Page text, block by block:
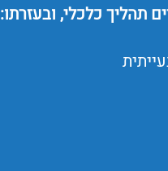
כלכלי, ובעזרתו: